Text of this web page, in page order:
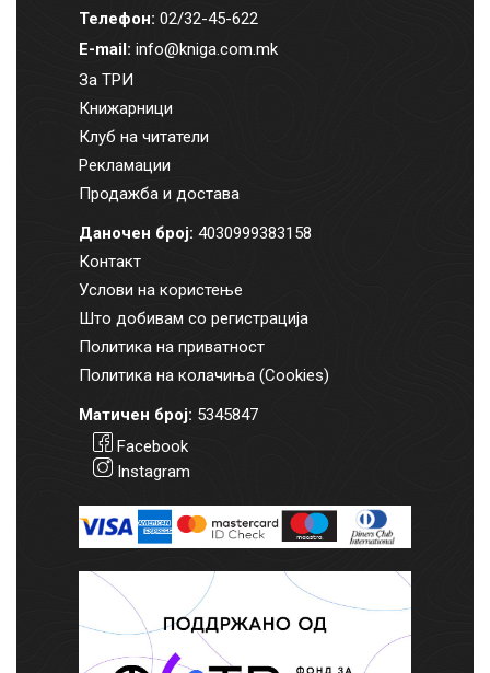
Телефон: 02/32-45-622
E-mail: info@kniga.com.mk
За ТРИ
Книжарници
Клуб на читатели
Рекламации
Продажба и достава
Даночен број: 4030999383158
Контакт
Услови на користење
Што добивам со регистрација
Политика на приватност
Политика на колачиња (Cookies)
Матичен број: 5345847
Facebook
Instagram